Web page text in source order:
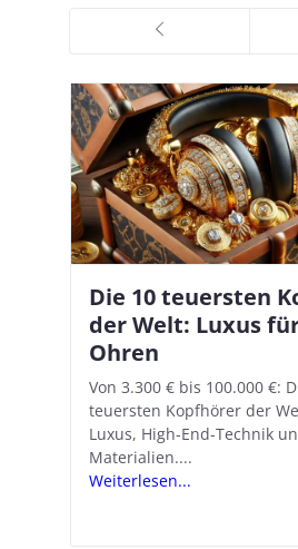
Die 10 teuersten
der Welt: Luxus
Ohren
Von 3.300 € bis 100.000 €:
teuersten Kopfhörer der
Luxus, High-End-Technik
Materialien....
Weiterlesen...
Apple AirPods Pro
18.1: So richtet ihr
Hörgeräte-Feature
Mit iOS 18.1 und den
verwandelt Apple seine In-
in kostengünstige Hörhilfen.
Schritten...
Weiterlesen...